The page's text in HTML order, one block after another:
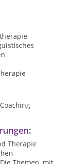
Therapie